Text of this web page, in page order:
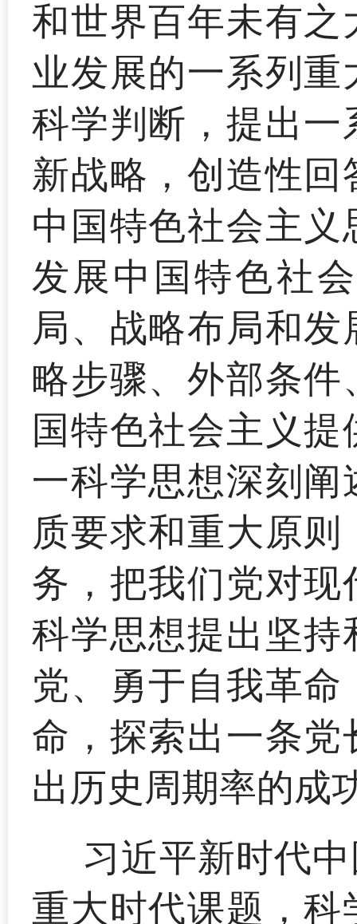
和世界百年未有
业发展的一系列
科学判断，提出
新战略，创造性
中国特色社会主
发展中国特色社
局、战略布局和
略步骤、外部条
国特色社会主义
一科学思想深刻
质要求和重大原
务，把我们党对
科学思想提出坚
党、勇于自我革
命，探索出一条
出历史周期率的成
习近平新时代
重大时代课题，